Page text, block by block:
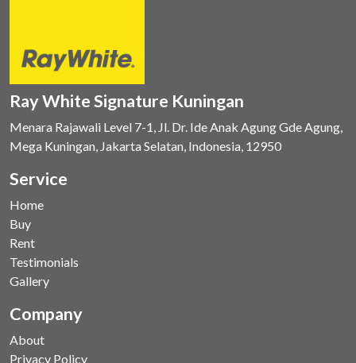
Ray White Signature Kuningan
Menara Rajawali Level 7-1, Jl. Dr. Ide Anak Agung Gde Agung,
Mega Kuningan, Jakarta Selatan, Indonesia, 12950
Service
Home
Buy
Rent
Testimonials
Gallery
Company
About
Privacy Policy